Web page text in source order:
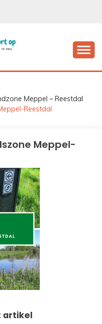
Meppel – Reestdal
Reestdal
Meppel-
artikel